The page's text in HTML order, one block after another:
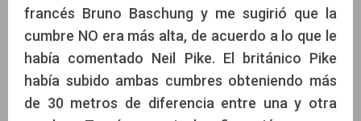
francés Bruno Baschung y me sugirió que la
cumbre NO era más alta, de acuerdo a lo que le
había comentado Neil Pike. El británico Pike
había subido ambas cumbres obteniendo más
de 30 metros de diferencia entre una y otra